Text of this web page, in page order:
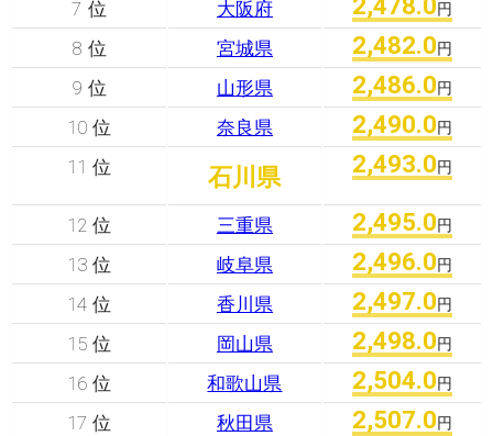
7 位 大阪府 円
8 位 宮城県 2,482.0円
9 位 山形県 2,486.0円
10 位 奈良県 2,490.0円
11 位 石川県 2,493.0円
12 位 三重県 2,495.0円
13 位 岐阜県 2,496.0円
14 位 香川県 2,497.0円
15 位 岡山県 2,498.0円
16 位 和歌山県 2,504.0円
17 位 秋田県 2,507.0円